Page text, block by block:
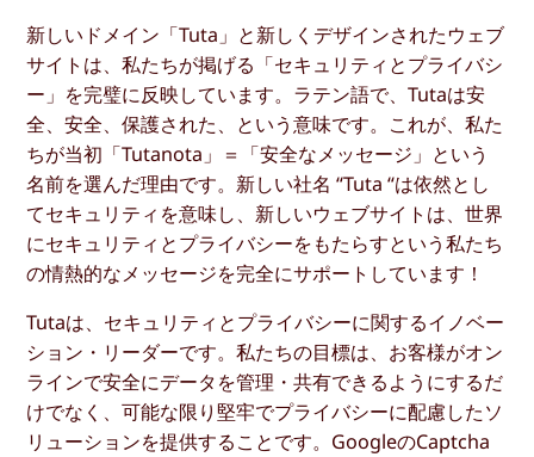
新しいドメイン「Tuta」と新しくデザインされたウェブ
サイトは、私たちが掲げる「セキュリティとプライバシ
ー」を完璧に反映しています。ラテン語で、Tutaは安
全、安全、保護された、という意味です。これが、私た
ちが当初「Tutanota」＝「安全なメッセージ」という
名前を選んだ理由です。新しい社名 “Tuta “は依然とし
てセキュリティを意味し、新しいウェブサイトは、世界
にセキュリティとプライバシーをもたらすという私たち
の情熱的なメッセージを完全にサポートしています！
Tutaは、セキュリティとプライバシーに関するイノベー
ション・リーダーです。私たちの目標は、お客様がオン
ラインで安全にデータを管理・共有できるようにするだ
けでなく、可能な限り堅牢でプライバシーに配慮したソ
リューションを提供することです。GoogleのCaptcha